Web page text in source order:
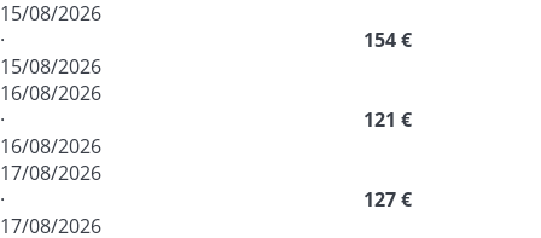
15/08/2026
·
15/08/2026
154 €
16/08/2026
·
16/08/2026
121 €
17/08/2026
·
17/08/2026
127 €